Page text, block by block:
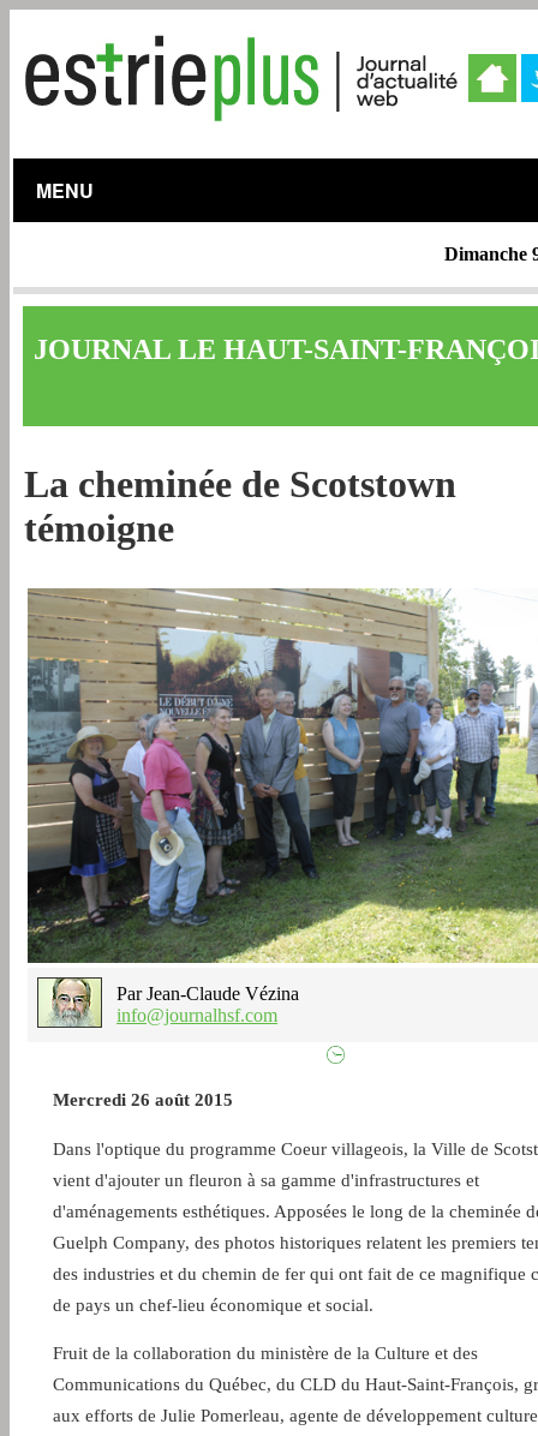
MENU
Dimanche
JOURNAL LE HAUT-SAINT-
La cheminée de Scotstown
témoigne
Par Jean-Claude Vézina
info@journalhsf.com
Mercredi 26 août 2015
Dans l'optique du programme Coeur villageois, la Ville de
vient d'ajouter un fleuron à sa gamme d'infrastructures et
d'aménagements esthétiques. Apposées le long de la cheminée
Guelph Company, des photos historiques relatent les premiers
des industries et du chemin de fer qui ont fait de ce magnifique
de pays un chef-lieu économique et social.
Fruit de la collaboration du ministère de la Culture et des
Communications du Québec, du CLD du Haut-Saint-François,
aux efforts de Julie Pomerleau, agente de développement